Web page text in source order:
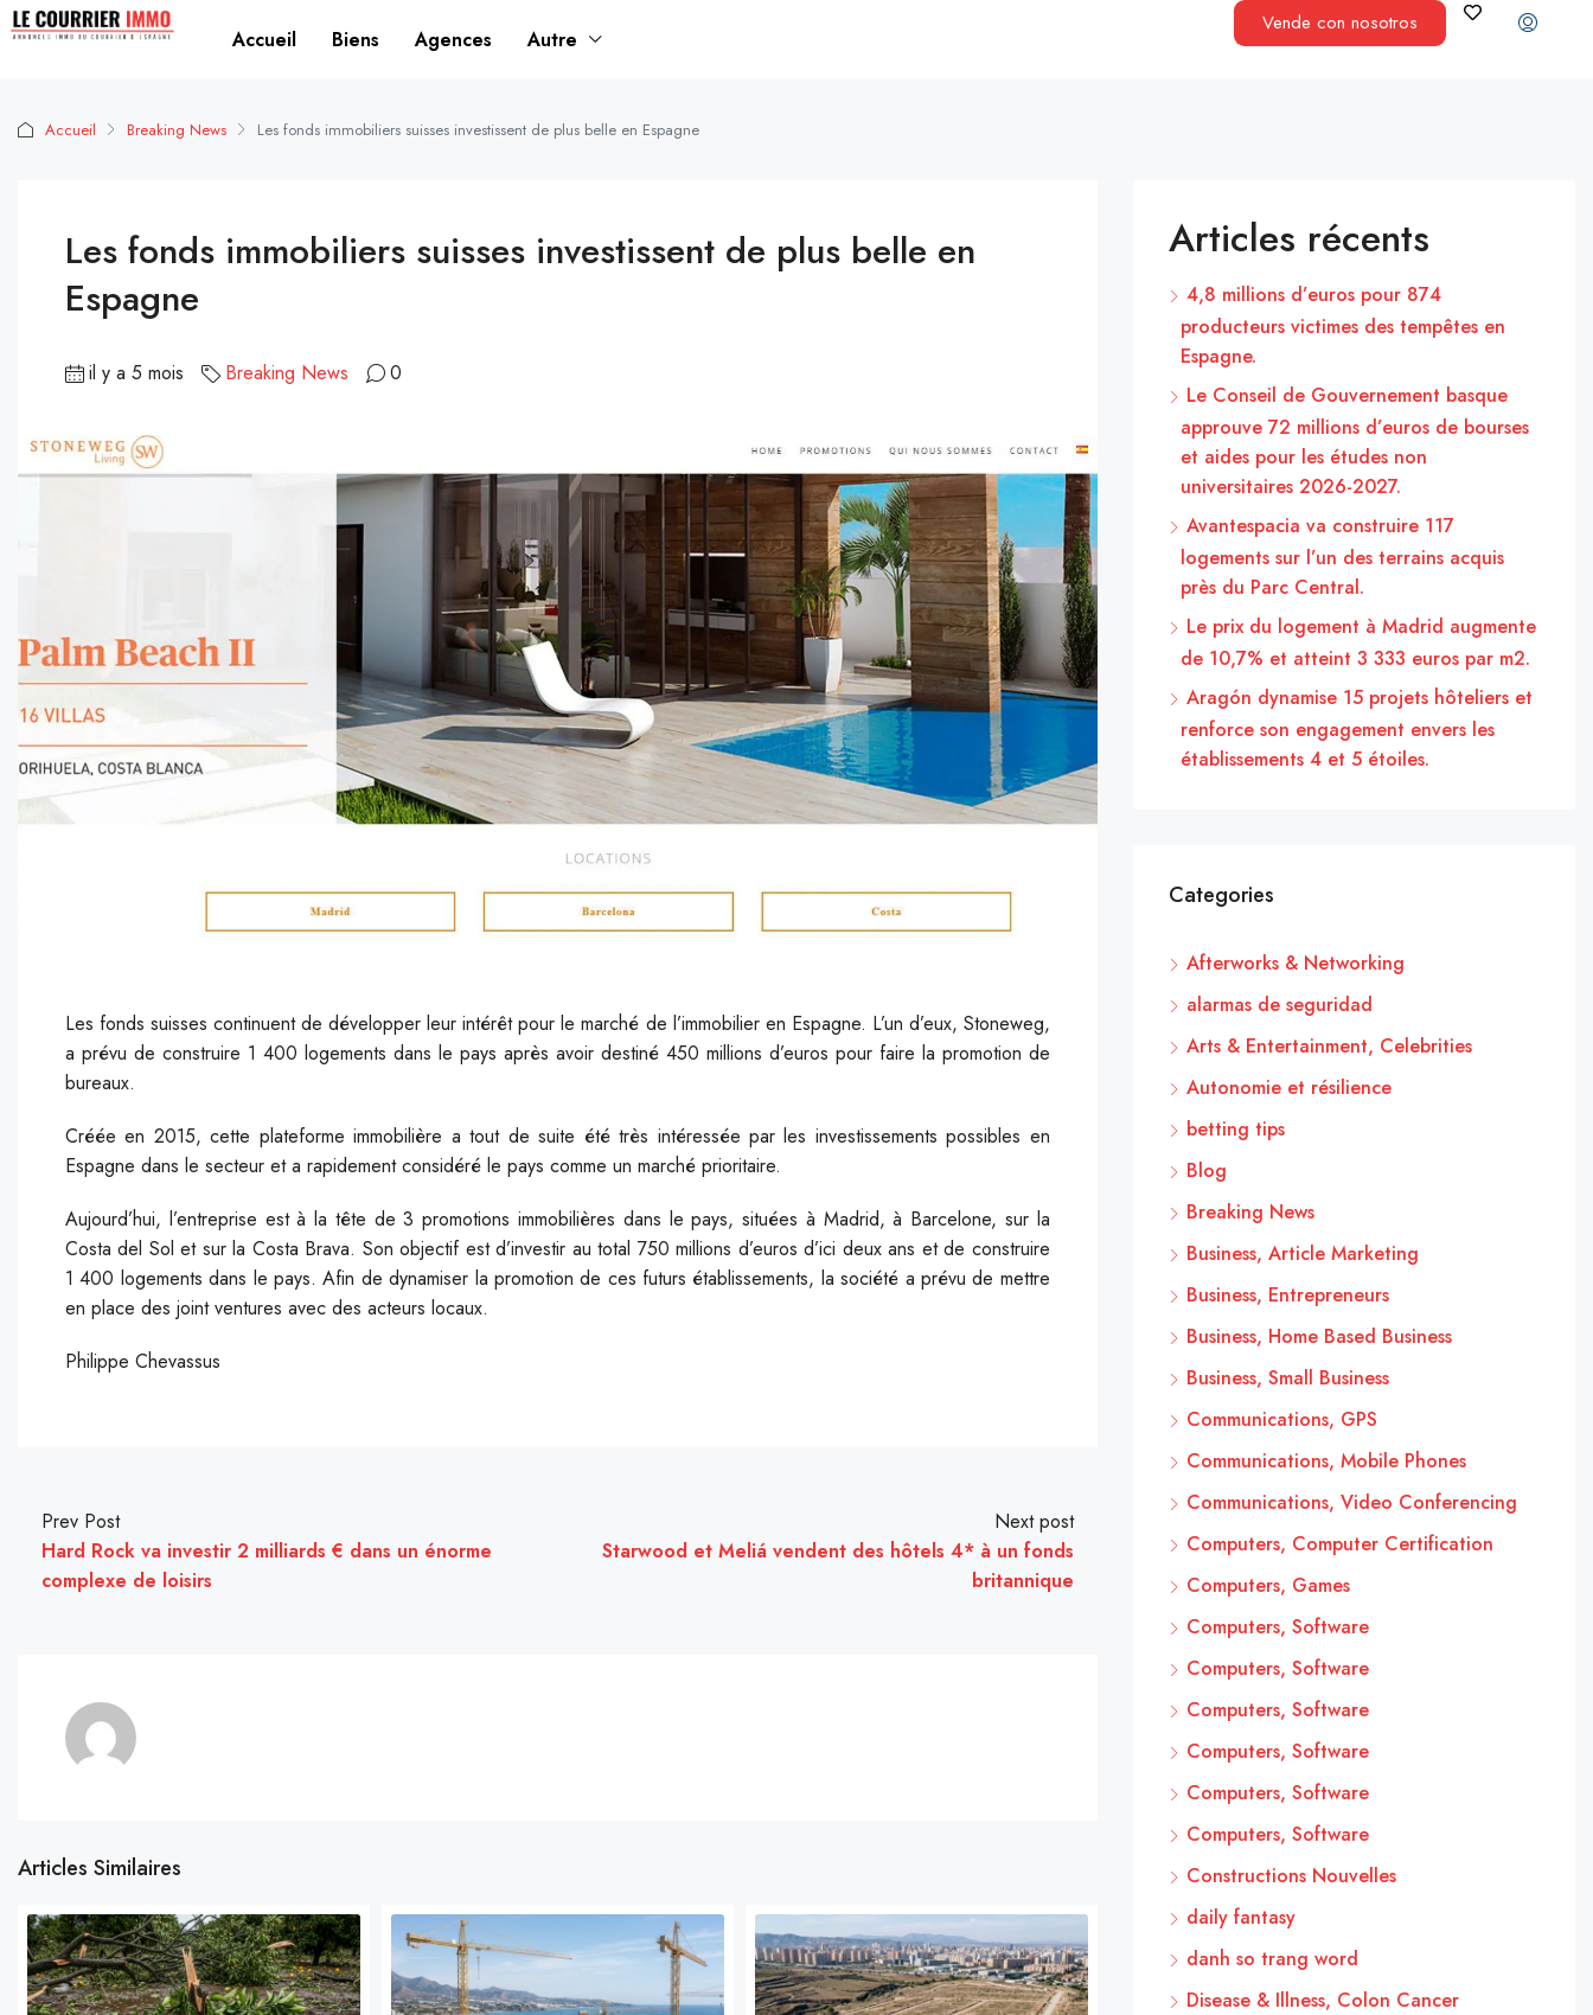
Accueil Biens Agences Autre
Vende con nosotros
Accueil Breaking News Les fonds immobiliers suisses investissent de plus belle en Espagne
Les fonds immobiliers suisses investissent de plus belle en
Espagne
il y a 5 mois Breaking News 0
Les fonds suisses continuent de développer leur intérêt pour le marché de l’immobilier en Espagne. L’un d’eux, Stoneweg,
a prévu de construire 1 400 logements dans le pays après avoir destiné 450 millions d’euros pour faire la promotion de
bureaux.
Créée en 2015, cette plateforme immobilière a tout de suite été très intéressée par les investissements possibles en
Espagne dans le secteur et a rapidement considéré le pays comme un marché prioritaire.
Aujourd’hui, l’entreprise est à la tête de 3 promotions immobilières dans le pays, situées à Madrid, à Barcelone, sur la
Costa del Sol et sur la Costa Brava. Son objectif est d’investir au total 750 millions d’euros d’ici deux ans et de construire
1 400 logements dans le pays. Afin de dynamiser la promotion de ces futurs établissements, la société a prévu de mettre
en place des joint ventures avec des acteurs locaux.
Philippe Chevassus
Prev Post
Hard Rock va investir 2 milliards € dans un énorme
complexe de loisirs
Next post
Starwood et Meliá vendent des hôtels 4* à un fonds
britannique
Articles Similaires
Articles récents
4,8 millions d’euros pour 874
producteurs victimes des tempêtes en
Espagne.
Le Conseil de Gouvernement basque
approuve 72 millions d’euros de bourses
et aides pour les études non
universitaires 2026-2027.
Avantespacia va construire 117
logements sur l’un des terrains acquis
près du Parc Central.
Le prix du logement à Madrid augmente
de 10,7% et atteint 3 333 euros par m2.
Aragón dynamise 15 projets hôteliers et
renforce son engagement envers les
établissements 4 et 5 étoiles.
Categories
Afterworks & Networking
alarmas de seguridad
Arts & Entertainment, Celebrities
Autonomie et résilience
betting tips
Blog
Breaking News
Business, Article Marketing
Business, Entrepreneurs
Business, Home Based Business
Business, Small Business
Communications, GPS
Communications, Mobile Phones
Communications, Video Conferencing
Computers, Computer Certification
Computers, Games
Computers, Software
Computers, Software
Computers, Software
Computers, Software
Computers, Software
Computers, Software
Constructions Nouvelles
daily fantasy
danh so trang word
Disease & Illness, Colon Cancer